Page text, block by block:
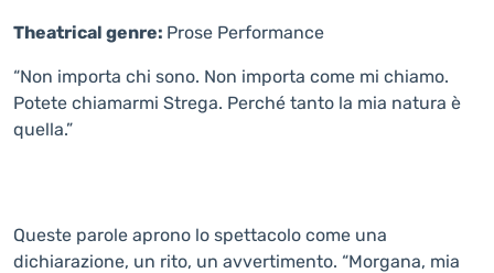
Theatrical genre: Prose Performance
“Non importa chi sono. Non importa come mi chiamo.
Potete chiamarmi Strega. Perché tanto la mia natura è
quella.”
Queste parole aprono lo spettacolo come una
dichiarazione, un rito, un avvertimento. “Morgana, mia